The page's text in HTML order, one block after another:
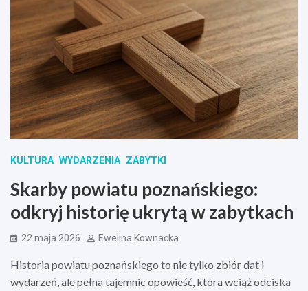
KULTURA WYDARZENIA ZABYTKI
Skarby powiatu poznańskiego:
odkryj historię ukrytą w zabytkach
22 maja 2026 Ewelina Kownacka
Historia powiatu poznańskiego to nie tylko zbiór dat i
wydarzeń, ale pełna tajemnic opowieść, która wciąż odciska